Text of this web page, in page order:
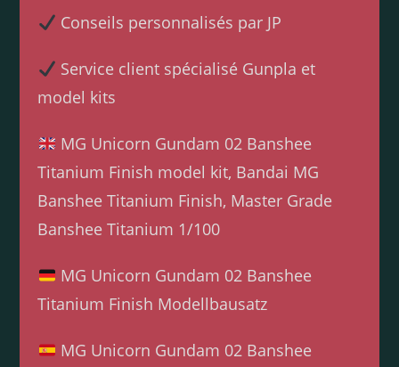
Conseils personnalisés par JP
Service client spécialisé Gunpla et
model kits
MG Unicorn Gundam 02 Banshee
Titanium Finish model kit, Bandai MG
Banshee Titanium Finish, Master Grade
Banshee Titanium 1/100
MG Unicorn Gundam 02 Banshee
Titanium Finish Modellbausatz
MG Unicorn Gundam 02 Banshee